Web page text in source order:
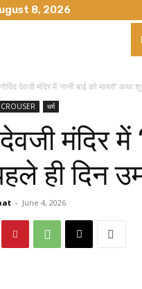
8, 2026
गोविंद देवजी मंदिर में ‘नानी बाई को मायरो’ कथा
CROUSER धर्म
मंदिर में
ही दिन
- June 4, 2026